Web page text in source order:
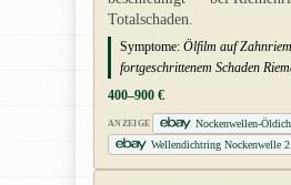
Totalschaden.
Symptome: Ölfilm auf
fortgeschrittenem Schaden
400–900 €
ANZEIGE
Nockenwellen-
Wellendichtring Nockenwelle